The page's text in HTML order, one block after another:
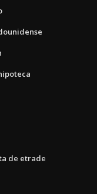
de etrade